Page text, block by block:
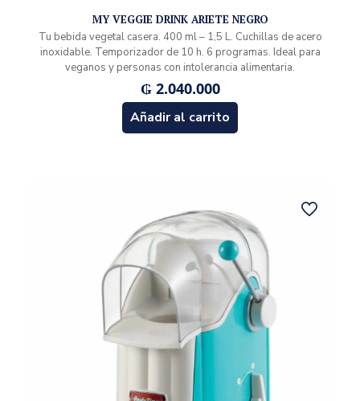
MY VEGGIE DRINK ARIETE NEGRO
Tu bebida vegetal casera. 400 ml – 1,5 L. Cuchillas de acero
inoxidable. Temporizador de 10 h. 6 programas. Ideal para
veganos y personas con intolerancia alimentaria.
₲2.040.000
Añadir al carrito